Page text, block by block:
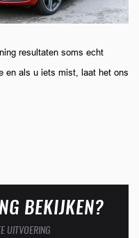
resultaten soms echt
en als u iets mist, laat het ons
BEKIJKEN?
UITVOERING